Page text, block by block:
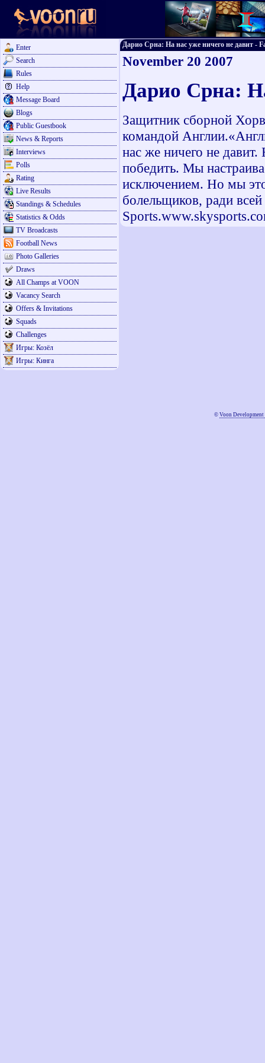
Enter
Search
Rules
Help
Message Board
Blogs
Public Guestbook
News & Reports
Interviews
Polls
Rating
Live Results
Standings & Schedules
Statistics & Odds
TV Broadcasts
Football News
Photo Galleries
Draws
All Champs at VOON
Vacancy Search
Offers & Invitations
Squads
Challenges
Игры: Козёл
Игры: Кинга
Дарио Срна: На нас уже ничего не давит -
November 20 2007
Дарио Срна:
Защитник сборной
командой
нас же ничего не
победить. Мы
исключением. Но мы
болельщиков, ради
© Voon Development